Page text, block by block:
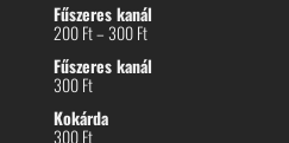
Fűszeres kanál
200Ft–300FtÁrtartomány:
-
Fűszeres kanál
300Ft
Kokárda
300Ft